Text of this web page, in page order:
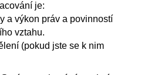
je:
a výkon práv a povinností
vztahu.
(pokud jste se k nim